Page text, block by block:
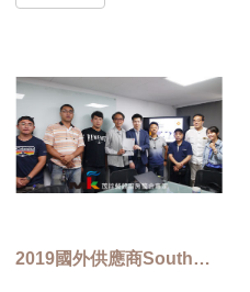
2019國外供應商SouthPro來台教育訓練